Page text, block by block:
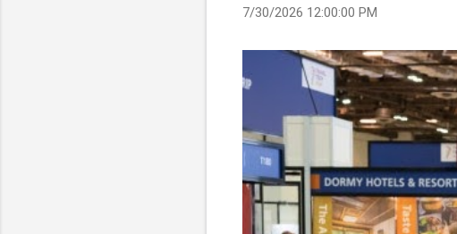
7/30/2026 12:00:00 PM